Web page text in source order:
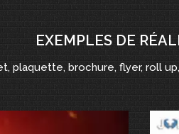
EXEMPLES DE
plaquette, brochure, flyer, roll